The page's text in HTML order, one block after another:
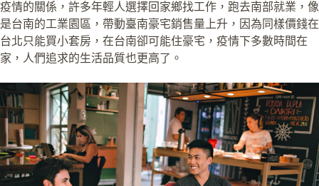
疫情的關係，許多年輕人選擇回家鄉找工作，跑去南部就業，像
是台南的工業園區，帶動臺南豪宅銷售量上升，因為同樣價錢在
台北只能買小套房，在台南卻可能住豪宅，疫情下多數時間在
家，人們追求的生活品質也更高了。